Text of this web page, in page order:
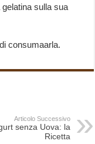
sulla sua
consumaarla.
Articolo Successivo
senza Uova: la
Ricetta